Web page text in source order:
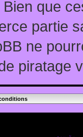
que
partie
ne
piratage